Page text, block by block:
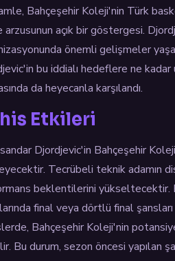
Bahçeşehir Koleji'nin Türk
açık bir göstergesi.
önemli gelişmeler
bu iddialı hedeflere ne
da heyecanla karşılandı.
Etkileri
Djordjevic'in Bahçeşehir
Tecrübeli teknik adamın
beklentilerini yükseltecektir.
final veya dörtlü final
Bahçeşehir Koleji'nin
Bu durum, sezon öncesi yapılan